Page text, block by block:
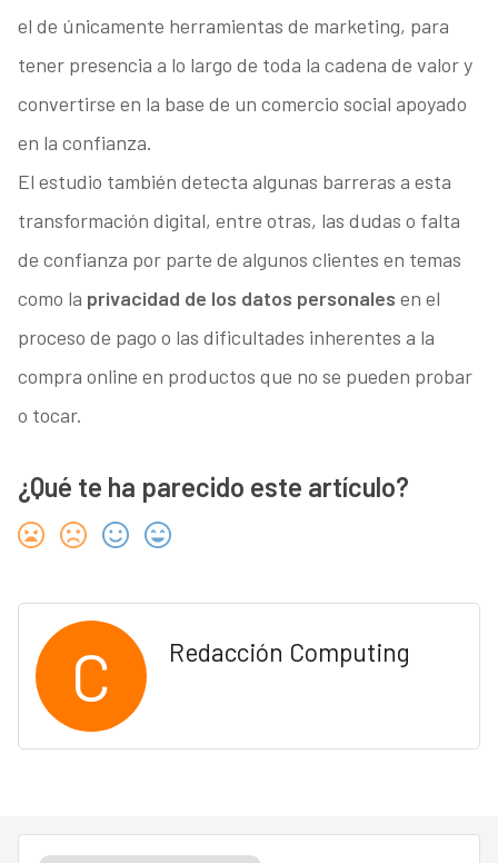
el de únicamente herramientas de marketing, para
tener presencia a lo largo de toda la cadena de valor y
convertirse en la base de un comercio social apoyado
en la confianza.
El estudio también detecta algunas barreras a esta
transformación digital, entre otras, las dudas o falta
de confianza por parte de algunos clientes en temas
como la privacidad de los datos personales en el
proceso de pago o las dificultades inherentes a la
compra online en productos que no se pueden probar
o tocar.
¿Qué te ha parecido este artículo?
C Redacción Computing